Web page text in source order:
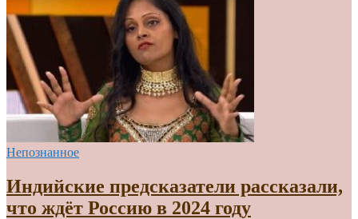
Непознанное
Индийские предсказатели рассказали,
что ждёт Россию в 2024 году